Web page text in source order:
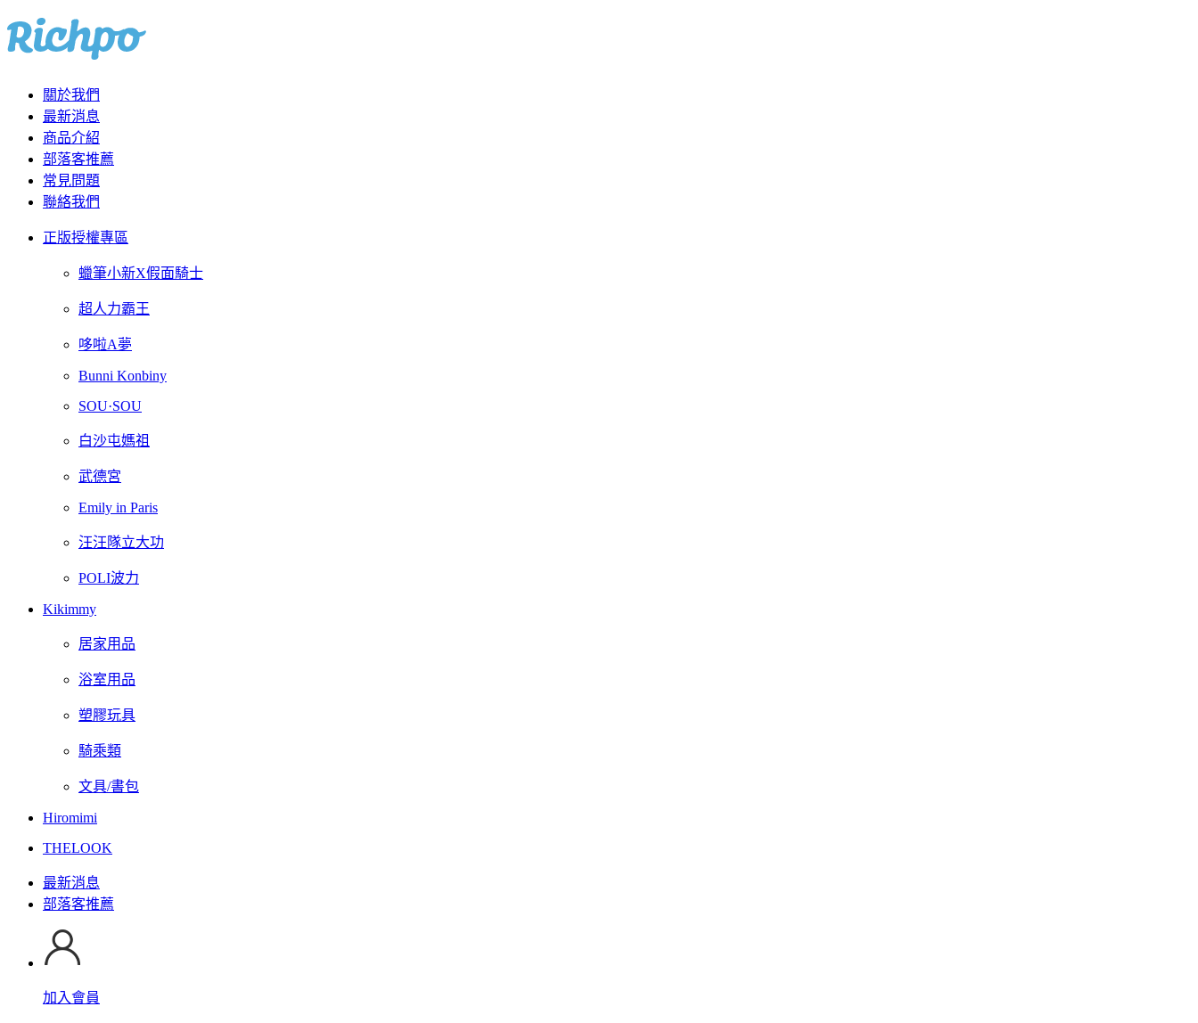
關於我們
最新消息
商品介紹
部落客推薦
常見問題
聯絡我們
正版授權專區
蠟筆小新X假面騎士
超人力霸王
哆啦A夢
Bunni Konbiny
SOU·SOU
白沙屯媽祖
武德宮
Emily in Paris
汪汪隊立大功
POLI波力
Kikimmy
居家用品
浴室用品
塑膠玩具
騎乘類
文具/書包
Hiromimi
THELOOK
最新消息
部落客推薦
加入會員